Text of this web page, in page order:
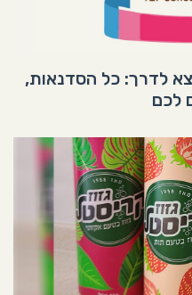
לדרך: כל הסדנאות,
לכם